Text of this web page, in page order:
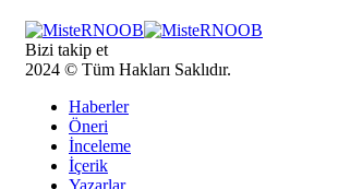
Bizi takip et
2024 © Tüm Hakları Saklıdır.
Haberler
Öneri
İnceleme
İçerik